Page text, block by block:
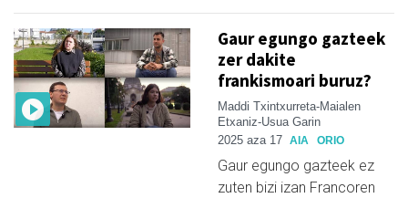
Gaur egungo gazteek
zer dakite
frankismoari buruz?
Maddi Txintxurreta-Maialen
Etxaniz-Usua Garin
2025 aza 17 AIA ORIO
Gaur egungo gazteek ez
zuten bizi izan Francoren